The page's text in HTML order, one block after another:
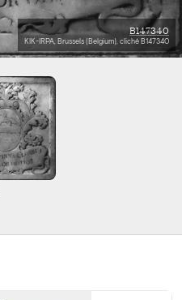
B147340
KIK-IRPA, Brussels (Belgium), cliché B147340